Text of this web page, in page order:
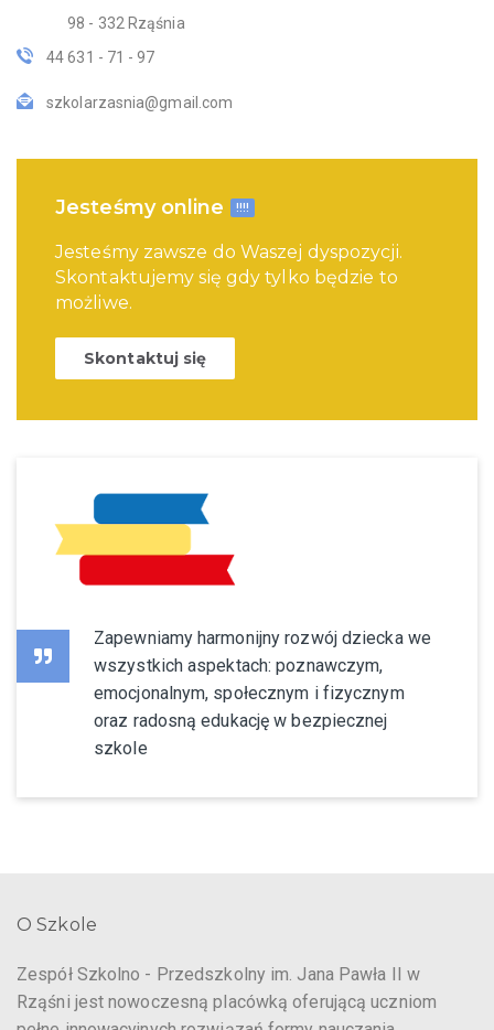
98 - 332 Rząśnia
44 631 - 71 - 97
szkolarzasnia@gmail.com
Jesteśmy online !!!!
Jesteśmy zawsze do Waszej dyspozycji.
Skontaktujemy się gdy tylko będzie to
możliwe.
Skontaktuj się
Zapewniamy harmonijny rozwój dziecka we
wszystkich aspektach: poznawczym,
emocjonalnym, społecznym i fizycznym
oraz radosną edukację w bezpiecznej
szkole
O Szkole
Zespół Szkolno - Przedszkolny im. Jana Pawła II w
Rząśni jest nowoczesną placówką oferującą uczniom